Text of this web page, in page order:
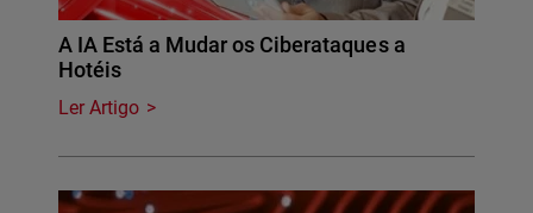
A IA Está a Mudar os Ciberataques a
Hotéis
Ler Artigo